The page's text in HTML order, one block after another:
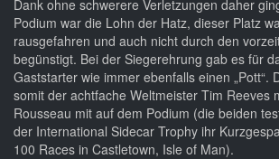
Dank ohne schwerere Verletzungen daher
Podium war die Lohn der Hatz, dieser Platz
rausgefahren und auch nicht durch den
begünstigt. Bei der Siegerehrung gab es für
Gaststarter wie immer ebenfalls einen „Pott“.
somit der achtfache Weltmeister Tim Reeves
Rousseau mit auf dem Podium (die beiden
der International Sidecar Trophy ihr
100 Races in Castletown, Isle of Man).